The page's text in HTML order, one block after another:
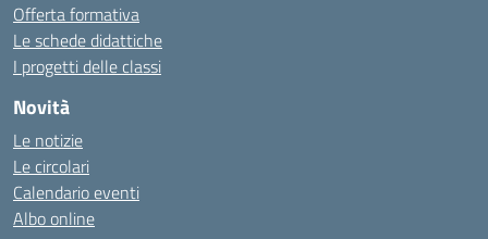
Offerta formativa
Le schede didattiche
I progetti delle classi
Novità
Le notizie
Le circolari
Calendario eventi
Albo online